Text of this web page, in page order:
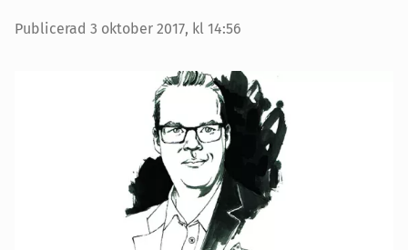
Publicerad 3 oktober 2017, kl 14:56